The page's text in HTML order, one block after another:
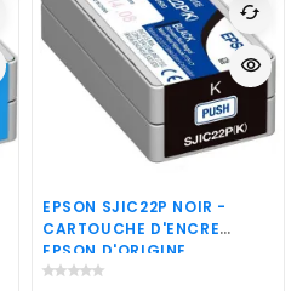
EPSON SJIC22P NOIR -
CARTOUCHE D'ENCRE
EPSON D'ORIGINE
(C33S020601)
cached
visibility